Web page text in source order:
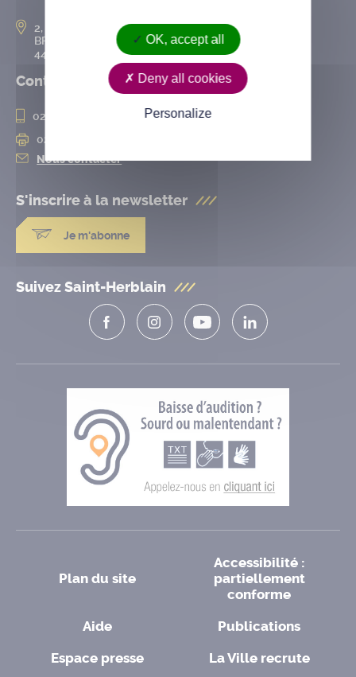
2, rue de l’Hôtel-de-Ville
BP 50167
44802 Saint-Herblain cedex
Contact
02 28 25 20 00
02 28 25 20 10
Nous contacter
S'inscrire à la newsletter
Je m'abonne
Suivez Saint-Herblain
Plan du site
Accessibilité :
partiellement
conforme
Aide
Publications
Espace presse
La Ville recrute
OK, accept all
Deny all cookies
Personalize